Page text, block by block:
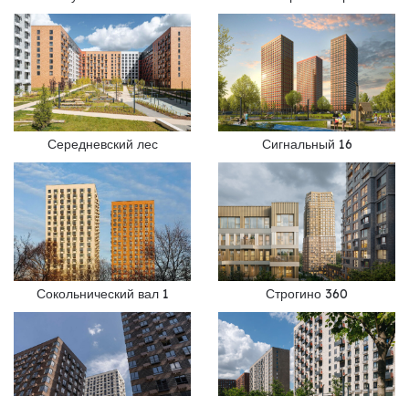
Середневский лес Сигнальный 16
Сокольнический вал 1 Строгино 360